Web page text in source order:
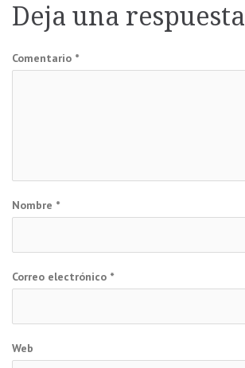
entradas
Deja una respuesta
Comentario *
Nombre *
Correo electrónico *
Web